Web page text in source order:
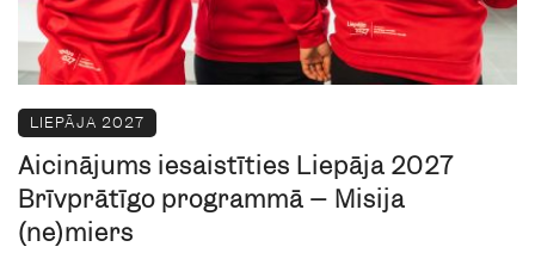
LIEPĀJA 2027
Aicinājums iesaistīties Liepāja 2027
Brīvprātīgo programmā – Misija
(ne)miers